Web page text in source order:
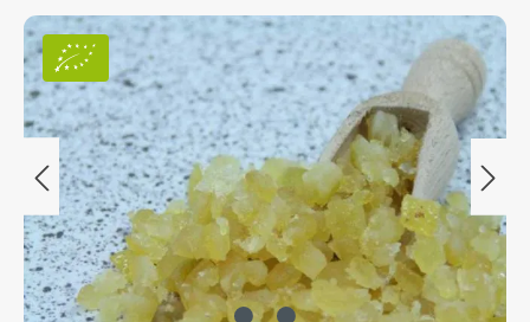
Bildergalerie überspringen